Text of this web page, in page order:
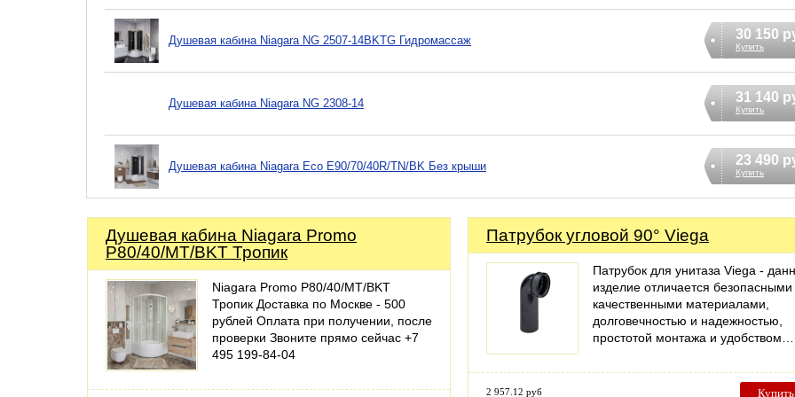
Душевая кабина Niagara NG 2507-14BKTG Гидромассаж 30 150
Купить
Душевая кабина Niagara NG 2308-14 31 140
Купить
Душевая кабина Niagara Eco E90/70/40R/TN/BK Без крыши 23 490
Купить
Душевая кабина Niagara Promo
P80/40/MT/BKT Тропик
Niagara Promo P80/40/MT/BKT
Тропик Доставка по Москве - 500
рублей Оплата при получении, после
проверки Звоните прямо сейчас +7
495 199-84-04
Патрубок угловой 90° Viega
Патрубок для унитаза Viega -
изделие отличается безопасными
качественными материалами,
долговечностью и надежностью,
простотой монтажа и удобством…
2 957.12 руб Купить